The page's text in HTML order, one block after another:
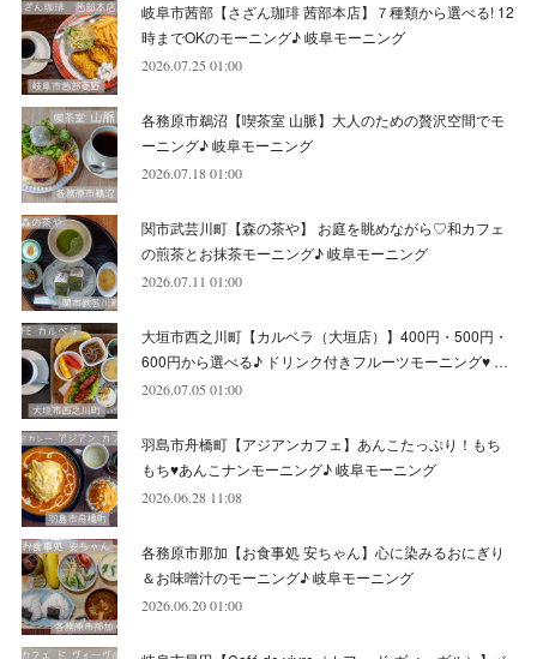
(8)
(6)
(9)
(2)
(1)
(8)
(4)
(7)
(4)
(4)
(10)
(10)
(6)
(7)
(6)
(5)
(6)
(8)
(8)
(8)
(8)
(9)
(9)
(9)
(7)
(11)
(12)
(16)
(9)
(13)
(8)
(6)
(12)
(6)
岐阜市茜部【さざん珈琲 茜部本店】７種類から選べる! 12
時までOKのモーニング♪ 岐阜モーニング
2026.07.25 01:00
各務原市鵜沼【喫茶室 山脈】大人のための贅沢空間でモ
ーニング♪ 岐阜モーニング
2026.07.18 01:00
関市武芸川町【森の茶や】 お庭を眺めながら♡和カフェ
の煎茶とお抹茶モーニング♪ 岐阜モーニング
2026.07.11 01:00
大垣市西之川町【カルベラ（大垣店）】400円・500円・
600円から選べる♪ ドリンク付きフルーツモーニング♥ …
2026.07.05 01:00
羽島市舟橋町【アジアンカフェ】あんこたっぷり！もち
もち♥あんこナンモーニング♪ 岐阜モーニング
2026.06.28 11:08
各務原市那加【お食事処 安ちゃん】心に染みるおにぎり
＆お味噌汁のモーニング♪ 岐阜モーニング
2026.06.20 01:00